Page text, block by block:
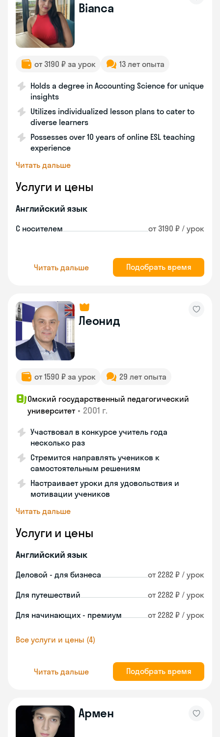
Bianca
от 3190 ₽ за урок 13 лет опыта
Holds a degree in Accounting Science for unique
insights
Utilizes individualized lesson plans to cater to
diverse learners
Possesses over 10 years of online ESL teaching
experience
Читать дальше
Услуги и цены
Английский язык
С носителем от 3190 ₽ / урок
Читать дальше Подобрать время
Леонид
от 1590 ₽ за урок 29 лет опыта
Омский государственный педагогический
университет • 2001 г.
Участвовал в конкурсе учитель года
несколько раз
Стремится направлять учеников к
самостоятельным решениям
Настраивает уроки для удовольствия и
мотивации учеников
Читать дальше
Услуги и цены
Английский язык
Деловой - для бизнеса от 2282 ₽ / урок
Для путешествий от 2282 ₽ / урок
Для начинающих - премиум от 2282 ₽ / урок
Все услуги и цены (4)
Читать дальше Подобрать время
Армен